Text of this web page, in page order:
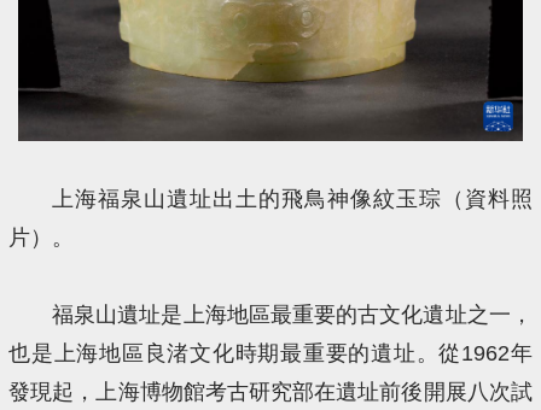
上海福泉山遺址出土的飛鳥神像紋玉琮（資料照
片）。
福泉山遺址是上海地區最重要的古文化遺址之一，
也是上海地區良渚文化時期最重要的遺址。從1962年
發現起，上海博物館考古研究部在遺址前後開展八次試